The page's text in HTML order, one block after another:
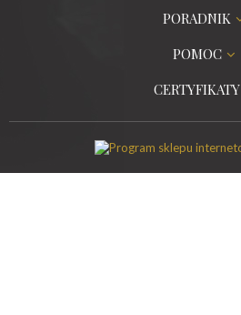
PORADNIK
POMOC
CERTYFIKATY